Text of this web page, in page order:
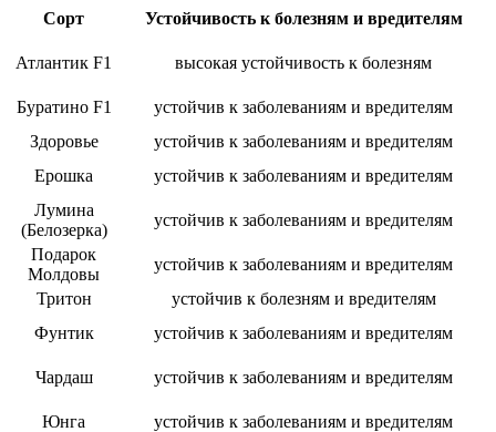
Сорт
Устойчивость к болезням и вредителям
Атлантик F1 высокая устойчивость к болезням
Буратино F1
устойчив к заболеваниям и вредителям
Здоровье
устойчив к заболеваниям и вредителям
Ерошка
устойчив к заболеваниям и вредителям
Лумина
(Белозерка)
устойчив к заболеваниям и вредителям
Подарок
Молдовы
устойчив к заболеваниям и вредителям
Тритон
устойчив к болезням и вредителям
Фунтик
устойчив к заболеваниям и вредителям
Чардаш устойчив к заболеваниям и вредителям
Юнга
устойчив к заболеваниям и вредителям